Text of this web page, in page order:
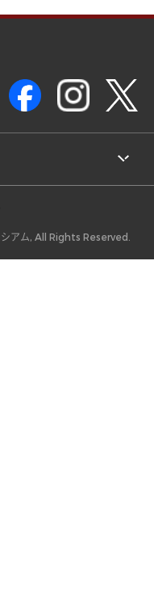
アム, All Rights Reserved.